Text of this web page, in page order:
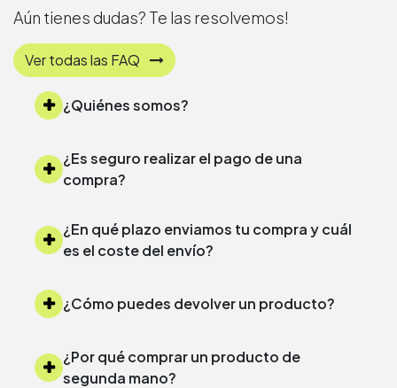
Aún tienes dudas? Te las resolvemos!
Ver todas las FAQ
¿Quiénes somos?
¿Es seguro realizar el pago de una
compra?
¿En qué plazo enviamos tu compra y cuál
es el coste del envío?
¿Cómo puedes devolver un producto?
¿Por qué comprar un producto de
segunda mano?